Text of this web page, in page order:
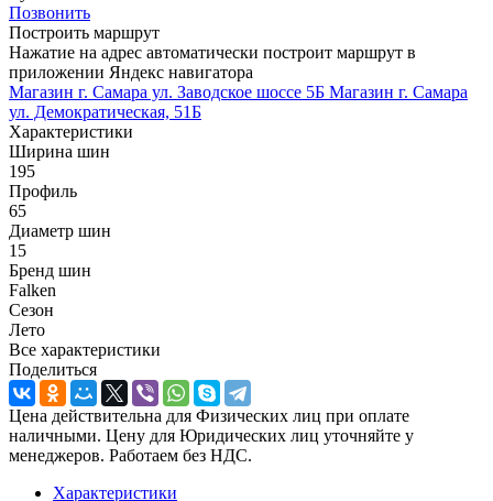
Позвонить
Построить маршрут
Нажатие на адрес автоматически построит маршрут в
приложении Яндекс навигатора
Магазин г. Самара ул. Заводское шоссе 5Б Магазин г. Самара
ул. Демократическая, 51Б
Характеристики
Ширина шин
195
Профиль
65
Диаметр шин
15
Бренд шин
Falken
Сезон
Лето
Все характеристики
Поделиться
Цена действительна для Физических лиц при оплате
наличными. Цену для Юридических лиц уточняйте у
менеджеров. Работаем без НДС.
Характеристики